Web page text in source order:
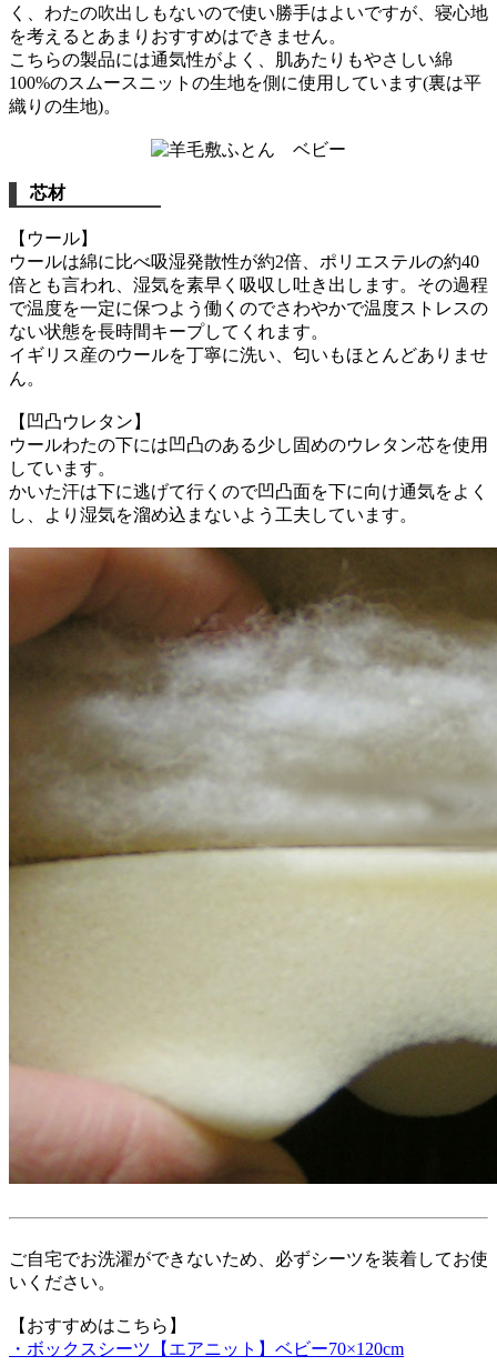
く、わたの吹出しもないので使い勝手はよいですが、寝心地
を考えるとあまりおすすめはできません。
こちらの製品には通気性がよく、肌あたりもやさしい綿
100%のスムースニットの生地を側に使用しています(裏は平
織りの生地)。
芯材
【ウール】
ウールは綿に比べ吸湿発散性が約2倍、ポリエステルの約40
倍とも言われ、湿気を素早く吸収し吐き出します。その過程
で温度を一定に保つよう働くのでさわやかで温度ストレスの
ない状態を長時間キープしてくれます。
イギリス産のウールを丁寧に洗い、匂いもほとんどありませ
ん。
【凹凸ウレタン】
ウールわたの下には凹凸のある少し固めのウレタン芯を使用
しています。
かいた汗は下に逃げて行くので凹凸面を下に向け通気をよく
し、より湿気を溜め込まないよう工夫しています。
ご自宅でお洗濯ができないため、必ずシーツを装着してお使
いください。
【おすすめはこちら】
・ボックスシーツ【エアニット】ベビー70×120cm